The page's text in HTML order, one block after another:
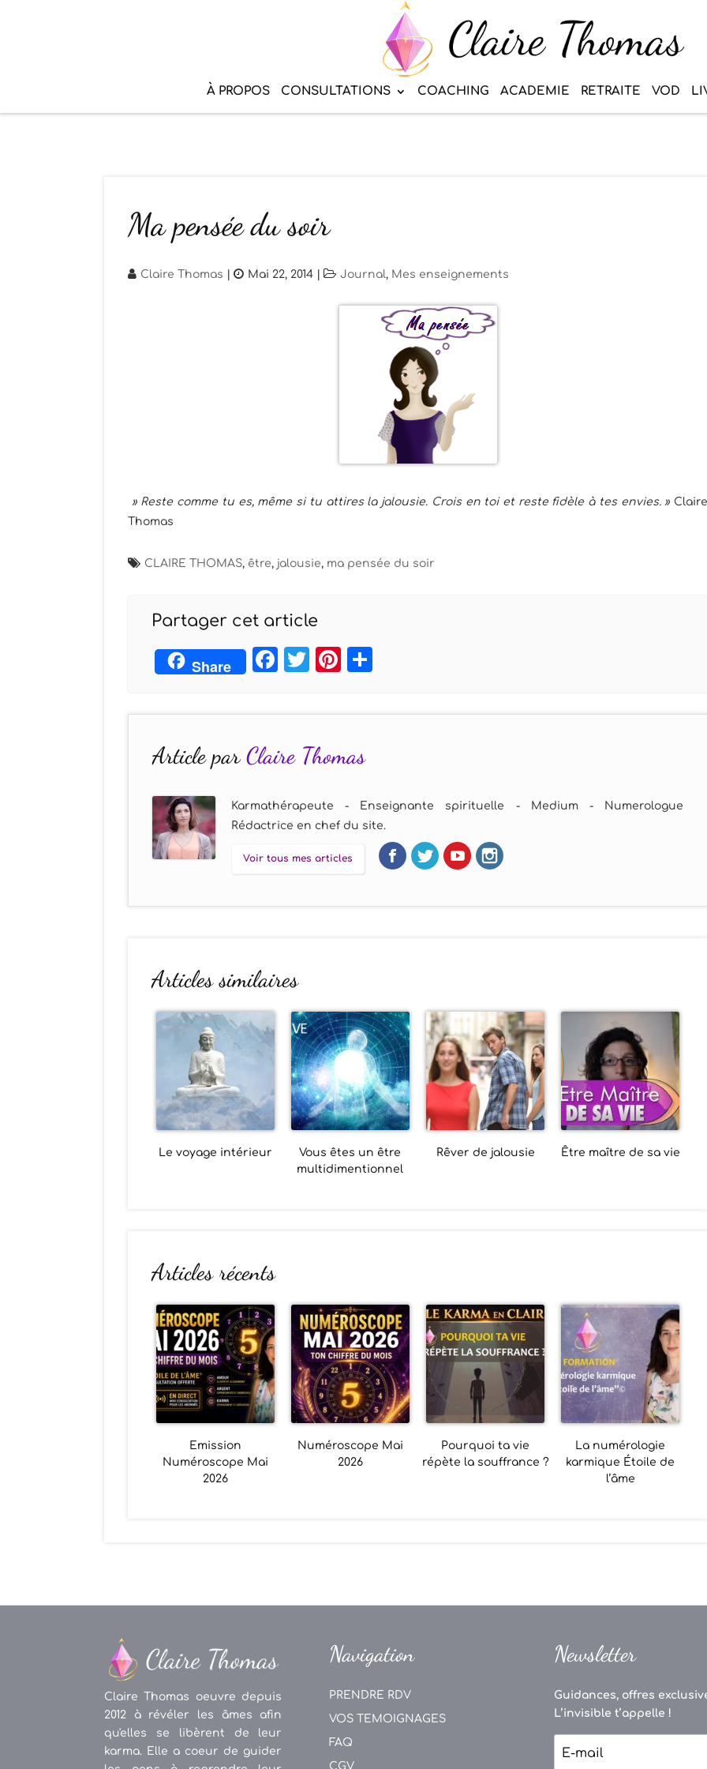
À PROPOS CONSULTATIONS COACHING ACADEMIE RETRAITE VOD
Ma pensée du soir
Claire Thomas Mai 22, 2014 Journal, Mes enseignements
» Reste comme tu es, même si tu attires la jalousie. Crois en toi et reste fidèle à tes envies. » Claire
Thomas
CLAIRE THOMAS, être, jalousie, ma pensée du soir
Partager cet article
Share Facebook
TwitterPinterest
Article parClaire Thomas
Karmathérapeute - Enseignante spirituelle - Medium - Numerologue
Rédactrice en chef du site.
Voir tous mes articles
Articles similaires
Le voyage intérieur
Vous êtes un être
multidimentionnel
Rêver de jalousie Être maître de sa vie
Articles récents
Emission
Numéroscope Mai
2026
Numéroscope Mai
2026
Pourquoi ta vie
répète la souffrance ?
La numérologie
karmique Étoile de
l’âme
Claire Thomas oeuvre depuis
2012 à révéler les âmes afin
qu'elles se libèrent de leur
karma. Elle a coeur de guider
Navigation
PRENDRE RDV
VOS TEMOIGNAGES
FAQ
CGV
Newsletter
Guidances, offres
L’invisible t’appelle !